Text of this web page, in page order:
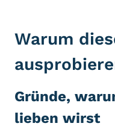
Warum
Gründe,
lieben wirst